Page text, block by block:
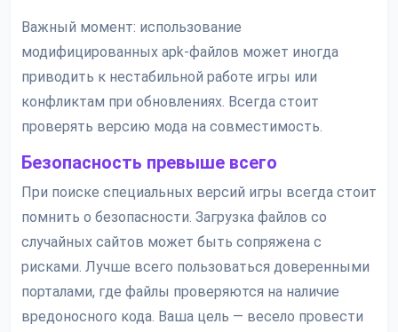
Важный момент: использование
модифицированных apk-файлов может иногда
приводить к нестабильной работе игры или
конфликтам при обновлениях. Всегда стоит
проверять версию мода на совместимость.
Безопасность превыше всего
При поиске специальных версий игры всегда стоит
помнить о безопасности. Загрузка файлов со
случайных сайтов может быть сопряжена с
рисками. Лучше всего пользоваться доверенными
порталами, где файлы проверяются на наличие
вредоносного кода. Ваша цель — весело провести